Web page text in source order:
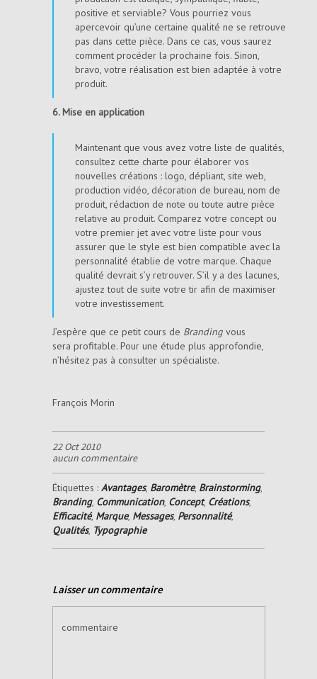
positive et serviable? Vous pourriez vous
apercevoir qu’une certaine qualité ne se retrouve
pas dans cette pièce. Dans ce cas, vous saurez
comment procéder la prochaine fois. Sinon,
bravo, votre réalisation est bien adaptée à votre
produit.
6. Mise en application
Maintenant que vous avez votre liste de qualités,
consultez cette charte pour élaborer vos
nouvelles créations : logo, dépliant, site web,
production vidéo, décoration de bureau, nom de
produit, rédaction de note ou toute autre pièce
relative au produit. Comparez votre concept ou
votre premier jet avec votre liste pour vous
assurer que le style est bien compatible avec la
personnalité établie de votre marque. Chaque
qualité devrait s’y retrouver. S’il y a des lacunes,
ajustez tout de suite votre tir afin de maximiser
votre investissement.
J’espère que ce petit cours de Branding vous
sera profitable. Pour une étude plus approfondie,
n’hésitez pas à consulter un spécialiste.
François Morin
22 Oct 2010
aucun commentaire
Étiquettes : Avantages, Baromètre, Brainstorming,
Branding, Communication, Concept, Créations,
Efficacité, Marque, Messages, Personnalité,
Qualités, Typographie
Laisser un commentaire